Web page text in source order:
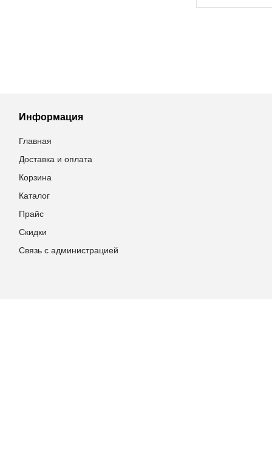
Информация
Главная
Доставка и оплата
Корзина
Каталог
Прайс
Скидки
Связь с администрацией